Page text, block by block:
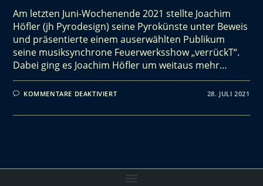
Am letzten Juni-Wochenende 2021 stellte Joachim
Höfler (jh Pyrodesign) seine Pyrokünste unter Beweis
und präsentierte einem auserwählten Publikum
seine musiksynchrone Feuerwerksshow „verrückT“.
Dabei ging es Joachim Höfler um weitaus mehr…
KOMMENTARE DEAKTIVIERT 28. JULI 2021